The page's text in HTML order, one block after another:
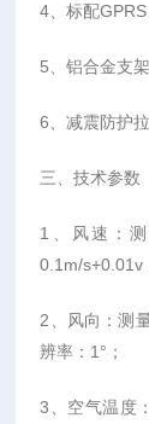
4、标配
5、铝合金支
6、减震防护
三、技术参数
1、风速：
0.1m/s+0.01v
2、风向：测
辨率：1°；
3、空气温度